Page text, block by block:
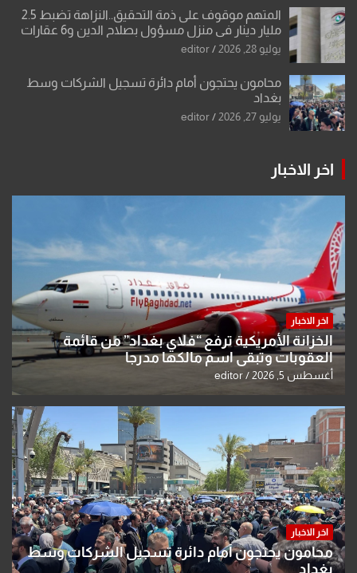
المتهم موقوف على ذمة التحقيق..النزاهة تضبط 2.5
مليار دينار في منزل مسؤول بصلاح الدين و6 عقارات
باسم زوجته
يوليو 28, 2026 editor
محامون يحتجون أمام دائرة تسجيل الشركات وسط
بغداد
يوليو 27, 2026 editor
اخر الاخبار
اخر الاخبار
الخزانة الأمريكية ترفع “فلاي بغداد” من قائمة
العقوبات وتبقي اسم مالكها مدرجا
أغسطس 5, 2026 editor
اخر الاخبار
محامون يحتجون أمام دائرة تسجيل الشركات وسط
بغداد